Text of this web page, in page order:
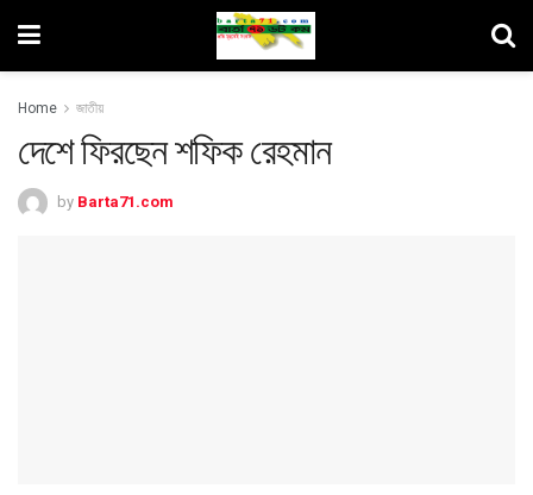
Home জাতীয়
দেশে ফিরছেন শফিক রেহমান
by Barta71.com